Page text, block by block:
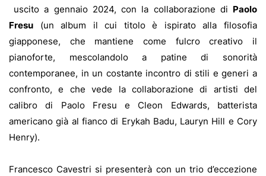
uscito a gennaio 2024, con la collaborazione di Paolo
Fresu (un album il cui titolo è ispirato alla filosofia
giapponese, che mantiene come fulcro creativo il
pianoforte, mescolandolo a patine di sonorità
contemporanee, in un costante incontro di stili e generi a
confronto, e che vede la collaborazione di artisti del
calibro di Paolo Fresu e Cleon Edwards, batterista
americano già al fianco di Erykah Badu, Lauryn Hill e Cory
Henry).
Francesco Cavestri si presenterà con un trio d’eccezione